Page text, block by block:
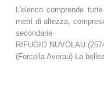
L'elenco comprende
metri di altezza,
secondarie
RIFUGIO NUVOLAU
(Forcella Averau) La